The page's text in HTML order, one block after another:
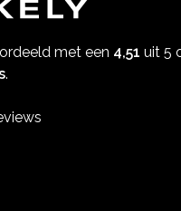
met een 4,51 uit 5
.